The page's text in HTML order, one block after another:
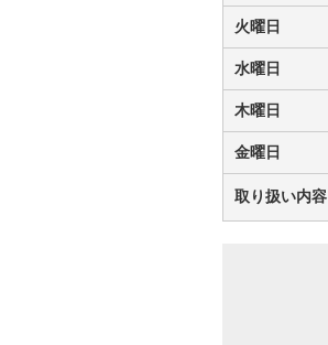
火曜日
水曜日
木曜日
金曜日
取り扱い内容